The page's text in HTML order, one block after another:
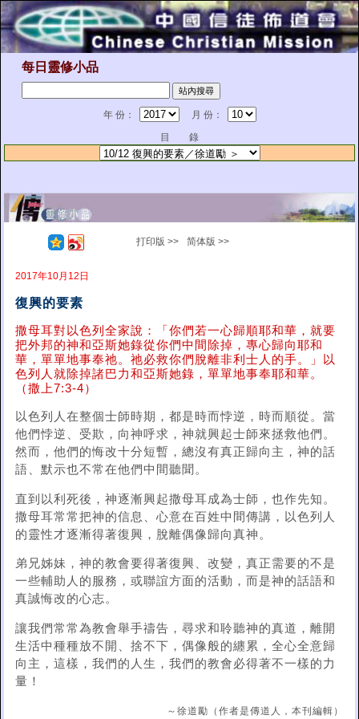
每日靈修小品
年 份：
月 份：
目 錄
打印版 >> 简体版 >>
2017年10月12日
復興的要素
撒母耳對以色列全家說：「你們若一心歸順耶和華，就要
把外邦的神和亞斯她錄從你們中間除掉，專心歸向耶和
華，單單地事奉祂。祂必救你們脫離非利士人的手。」以
色列人就除掉諸巴力和亞斯她錄，單單地事奉耶和華。
（撒上7:3-4）
以色列人在整個士師時期，都是時而悖逆，時而順從。當
他們悖逆、受欺，向神呼求，神就興起士師來拯救他們。
然而，他們的悔改十分短暫，總沒有真正歸向主，神的話
語、默示也不常在他們中間聽聞。
直到以利死後，神逐漸興起撒母耳成為士師，也作先知。
撒母耳常常把神的信息、心意在百姓中間傳講，以色列人
的靈性才逐漸得著復興，脫離偶像歸向真神。
弟兄姊妹，神的教會要得著復興、改變，真正需要的不是
一些輔助人的服務，或聯誼方面的活動，而是神的話語和
真誠悔改的心志。
讓我們常常為教會舉手禱告，尋求和聆聽神的真道，離開
生活中種種放不開、捨不下，偶像般的纏累，全心全意歸
向主，這樣，我們的人生，我們的教會必得著不一樣的力
量！
～徐道勵（作者是傳道人，本刊編輯）